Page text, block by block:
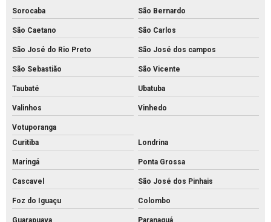
Piso intertravado bloquete
Piso intertravado de concreto para calçadas
Piso intertravado de concreto preço m2
Piso intertravado de concreto preço
Piso intertravado de concreto retangular
Piso intertravado de concreto
Piso intertravado preço instalado
Piso intertravado preço m2 rs
Piso intertravado preço metro quadrado
Piso intertravado preço
Sorocaba São Bernardo
São Caetano São Carlos
São José do Rio Preto São José dos campos
São Sebastião São Vicente
Taubaté Ubatuba
Valinhos Vinhedo
Votuporanga
Curitiba
Londrina
Maringá Ponta Grossa
Cascavel São José dos Pinhais
Foz do Iguaçu Colombo